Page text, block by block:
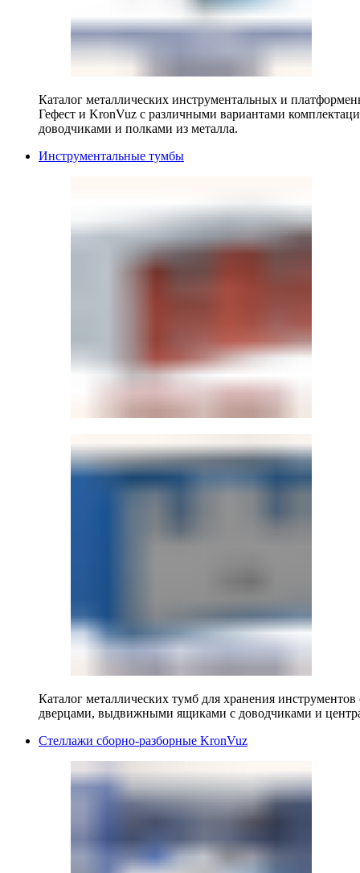
Каталог металлических инструментальных и
Гефест и KronVuz с различными вариантами
доводчиками и полками из металла.
Инструментальные тумбы
Каталог металлических тумб для хранения
дверцами, выдвижными ящиками с доводчиками и
Стеллажи сборно-разборные KronVuz